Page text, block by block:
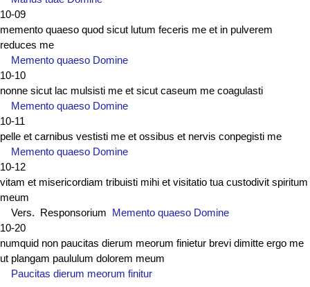
10-09
memento quaeso quod sicut lutum feceris me et in pulverem
reduces me
Memento quaeso Domine
10-10
nonne sicut lac mulsisti me et sicut caseum me coagulasti
Memento quaeso Domine
10-11
pelle et carnibus vestisti me et ossibus et nervis conpegisti me
Memento quaeso Domine
10-12
vitam et misericordiam tribuisti mihi et visitatio tua custodivit spiritum
meum
Vers. Responsorium Memento quaeso Domine
10-20
numquid non paucitas dierum meorum finietur brevi dimitte ergo me
ut plangam paululum dolorem meum
Paucitas dierum meorum finitur